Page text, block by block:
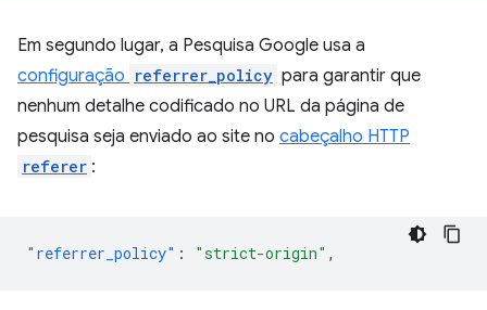
Em segundo lugar, a Pesquisa Google usa a
configuração referrer_policy para garantir que
nenhum detalhe codificado no URL da página de
pesquisa seja enviado ao site no cabeçalho HTTP
referer :
"referrer_policy" : "strict-origin" ,